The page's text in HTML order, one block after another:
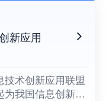
新应用
技术创新应用联盟
为我国信息创新发